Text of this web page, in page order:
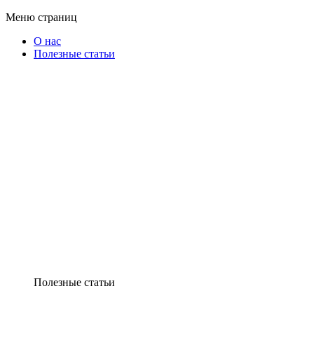
Меню страниц
О нас
Полезные статьи
Полезные статьи